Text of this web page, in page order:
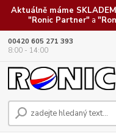
Aktuálně máme
"Ronic Partner"a
00420 605 271 393
8:00 - 14:00